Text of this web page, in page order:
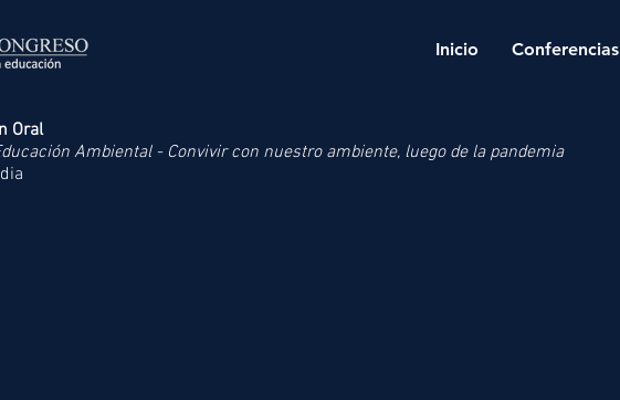
Inicio Conferencias
Oral
Ambiental - Convivir con nuestro ambiente, luego de la pandemia